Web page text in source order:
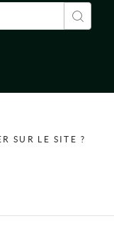
SUR LE SITE ?